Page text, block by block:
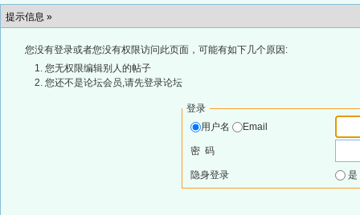
提示信息 »
您没有登录或者您没有权限访问此页面，可能有如下几个原因:
您无权限编辑别人的帖子
您还不是论坛会员,请先登录论坛
登录
用户名
Email
密 码
隐身登录